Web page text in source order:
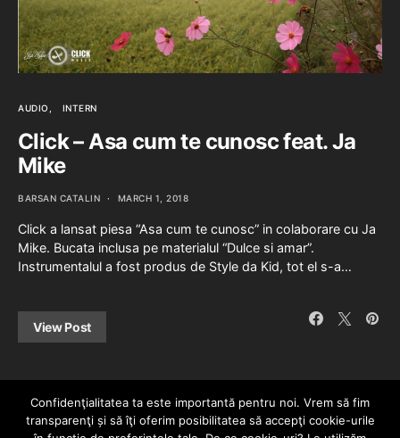
AUDIO INTERN
Click – Asa cum te cunosc feat. Ja
Mike
BARSAN CATALIN MARCH 1, 2018
Click a lansat piesa “Asa cum te cunosc” in colaborare cu Ja
Mike. Bucata inclusa pe materialul “Dulce si amar”.
Instrumentalul a fost produs de Style da Kid, tot el s-a…
View Post
Confidenţialitatea ta este importantă pentru noi. Vrem să fim
transparenţi și să îţi oferim posibilitatea să accepţi cookie-urile